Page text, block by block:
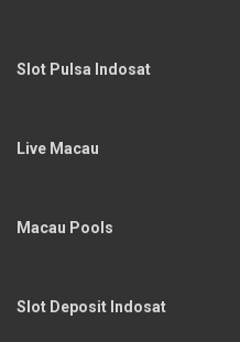
Slot Pulsa Indosat
Live Macau
Macau Pools
Slot Deposit Indosat